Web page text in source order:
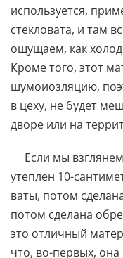
используется,
стекловата, и там
ощущаем, как
Кроме того, этот
шумоиозляцию,
в цеху, не будет
дворе или на
Если мы
утеплен 10-
ваты, потом
потом сделана
это отличный
что, во-первых, она